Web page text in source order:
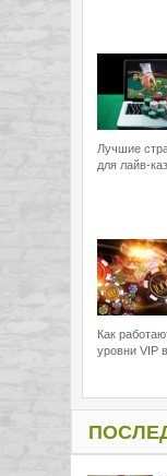
Лучшие
для лайв-
Как
уровни VIP